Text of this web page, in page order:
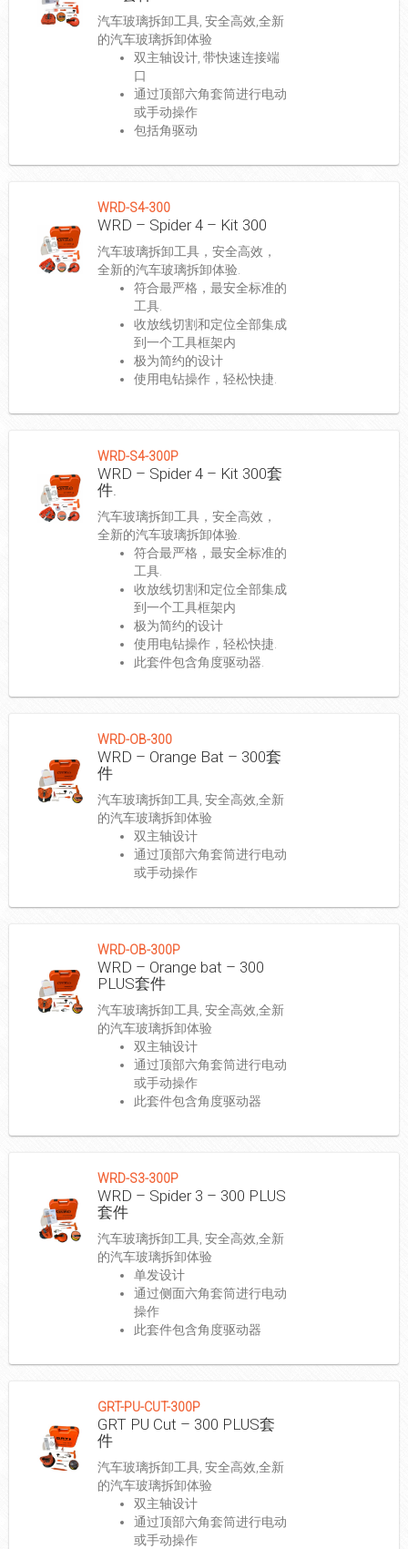
汽车玻璃拆卸工具, 安全高效,全新
的汽车玻璃拆卸体验
双主轴设计, 带快速连接端
口
通过顶部六角套筒进行电动
或手动操作
包括角驱动
WRD-S4-300
WRD – Spider 4 – Kit 300
汽车玻璃拆卸工具，安全高效，
全新的汽车玻璃拆卸体验.
符合最严格，最安全标准的
工具.
收放线切割和定位全部集成
到一个工具框架内
极为简约的设计
使用电钻操作，轻松快捷.
WRD-S4-300P
WRD – Spider 4 – Kit 300套
件.
汽车玻璃拆卸工具，安全高效，
全新的汽车玻璃拆卸体验.
符合最严格，最安全标准的
工具.
收放线切割和定位全部集成
到一个工具框架内
极为简约的设计
使用电钻操作，轻松快捷.
此套件包含角度驱动器.
WRD-OB-300
WRD – Orange Bat – 300套
件
汽车玻璃拆卸工具, 安全高效,全新
的汽车玻璃拆卸体验
双主轴设计
通过顶部六角套筒进行电动
或手动操作
WRD-OB-300P
WRD – Orange bat – 300
PLUS套件
汽车玻璃拆卸工具, 安全高效,全新
的汽车玻璃拆卸体验
双主轴设计
通过顶部六角套筒进行电动
或手动操作
此套件包含角度驱动器
WRD-S3-300P
WRD – Spider 3 – 300 PLUS
套件
汽车玻璃拆卸工具, 安全高效,全新
的汽车玻璃拆卸体验
单发设计
通过侧面六角套筒进行电动
操作
此套件包含角度驱动器
GRT-PU-CUT-300P
GRT PU Cut – 300 PLUS套
件
汽车玻璃拆卸工具, 安全高效,全新
的汽车玻璃拆卸体验
双主轴设计
通过顶部六角套筒进行电动
或手动操作